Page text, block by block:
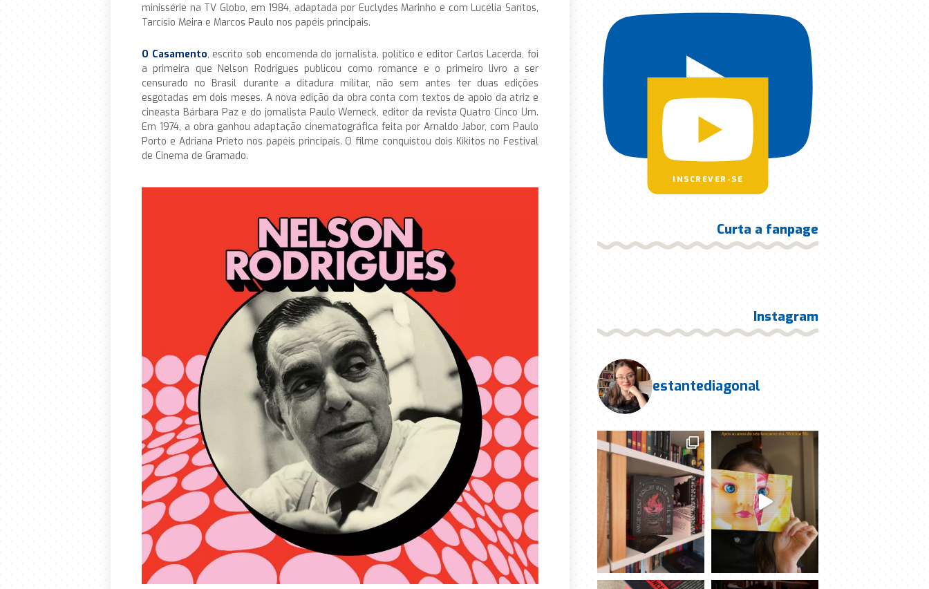
minissérie na TV Globo, em 1984, adaptada por Euclydes Marinho e com Lucélia Santos,
Tarcísio Meira e Marcos Paulo nos papéis principais.
O Casamento, escrito sob encomenda do jornalista, político e editor Carlos Lacerda, foi
a primeira que Nelson Rodrigues publicou como romance e o primeiro livro a ser
censurado no Brasil durante a ditadura militar, não sem antes ter duas edições
esgotadas em dois meses. A nova edição da obra conta com textos de apoio da atriz e
cineasta Bárbara Paz e do jornalista Paulo Werneck, editor da revista Quatro Cinco Um.
Em 1974, a obra ganhou adaptação cinematográfica feita por Arnaldo Jabor, com Paulo
Porto e Adriana Prieto nos papéis principais. O filme conquistou dois Kikitos no Festival
de Cinema de Gramado.
INSCREVER-SE
Curta a fanpage
Instagram
estantediagonal